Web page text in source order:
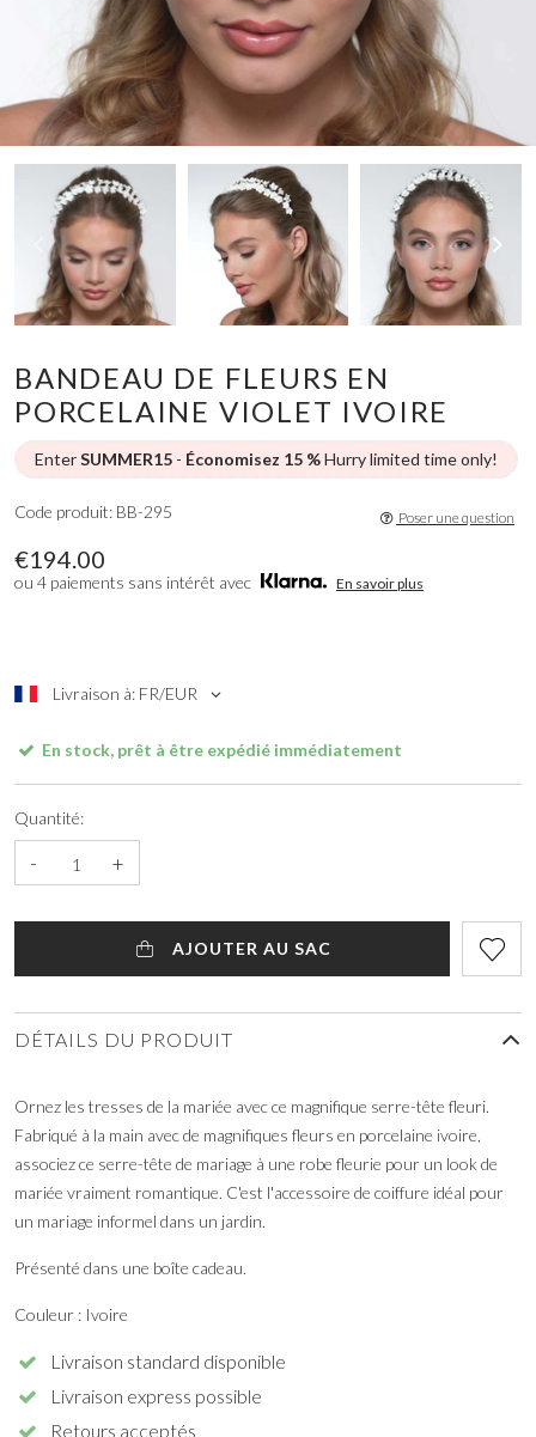
BANDEAU DE FLEURS EN
PORCELAINE VIOLET IVOIRE
EnterSUMMER15 - Économisez 15 %Hurry limited time only!
€194.00
ou 4 paiements sans intérêt avec En savoir plus
Livraison à: FR/EUR
Code produit: BB-295 Poser une question
En stock, prêt à être expédié immédiatement
Quantité:
- +
AJOUTER AU SAC
DÉTAILS DU PRODUIT
Ornez les tresses de la mariée avec ce magnifique serre-tête fleuri.
Fabriqué à la main avec de magnifiques fleurs en porcelaine ivoire,
associez ce serre-tête de mariage à une robe fleurie pour un look de
mariée vraiment romantique. C'est l'accessoire de coiffure idéal pour
un mariage informel dans un jardin.
Présenté dans une boîte cadeau.
Couleur : Ivoire
Livraison standard disponible
Livraison express possible
Retours acceptés